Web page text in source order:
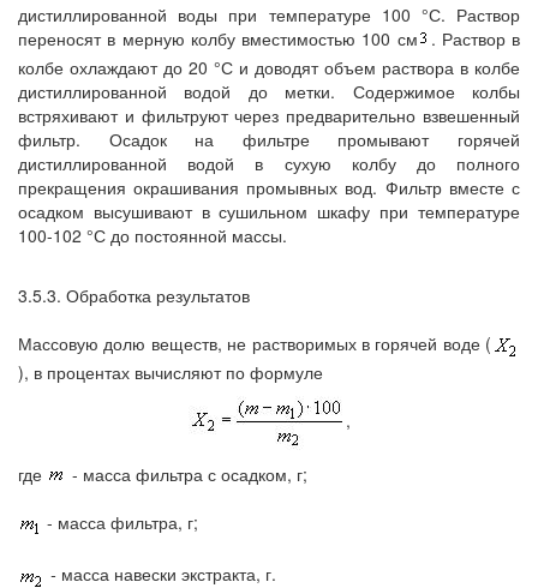
дистиллированной воды при температуре 100 °С. Раствор
переносят в мерную колбу вместимостью 100 см
. Раствор в
колбе охлаждают до 20 °С и доводят объем раствора в колбе
дистиллированной водой до метки. Содержимое колбы
встряхивают и фильтруют через предварительно взвешенный
фильтр. Осадок на фильтре промывают горячей
дистиллированной водой в сухую колбу до полного
прекращения окрашивания промывных вод. Фильтр вместе с
осадком высушивают в сушильном шкафу при температуре
100-102 °С до постоянной массы.
3.5.3. Обработка результатов
Массовую долю веществ, не растворимых в горячей воде (
), в процентах вычисляют по формуле
,
где
- масса фильтра с осадком, г;
- масса фильтра, г;
- масса навески экстракта, г.